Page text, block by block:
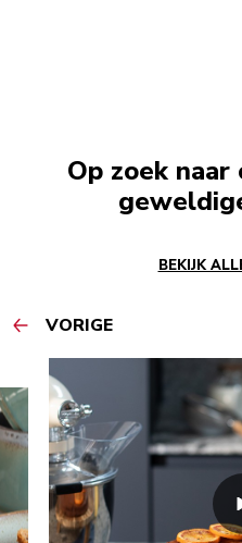
Op zoek naar
BEKIJK
VORIGE